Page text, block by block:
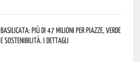
Basilicata: più di 47 milioni per piazze, verde
e sostenibilità. I dettagli